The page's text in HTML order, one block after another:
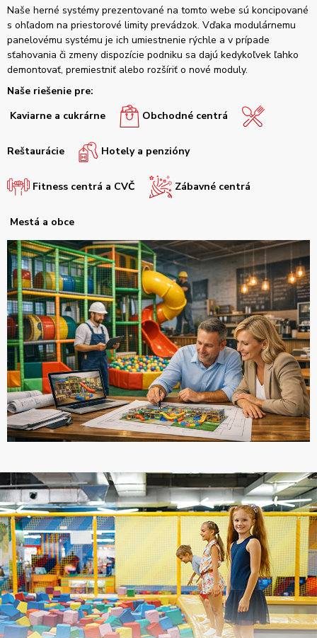
Naše herné systémy prezentované na tomto webe sú koncipované
s ohľadom na priestorové limity prevádzok. Vďaka modulárnemu
panelovému systému je ich umiestnenie rýchle a v prípade
sťahovania či zmeny dispozície podniku sa dajú kedykoľvek ľahko
demontovať, premiestniť alebo rozšíriť o nové moduly.
Naše riešenie pre:
Kaviarne a cukrárne
Obchodné centrá
Reštaurácie Hotely a penzióny
Fitness centrá a CVČ Zábavné centrá
Mestá a obce